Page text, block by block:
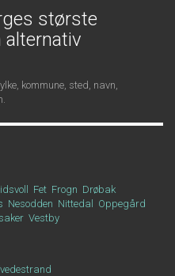
største
alternativ
kommune, sted, navn,
Fet Frogn Drøbak
Nesodden Nittedal
Oppegård
Vestby